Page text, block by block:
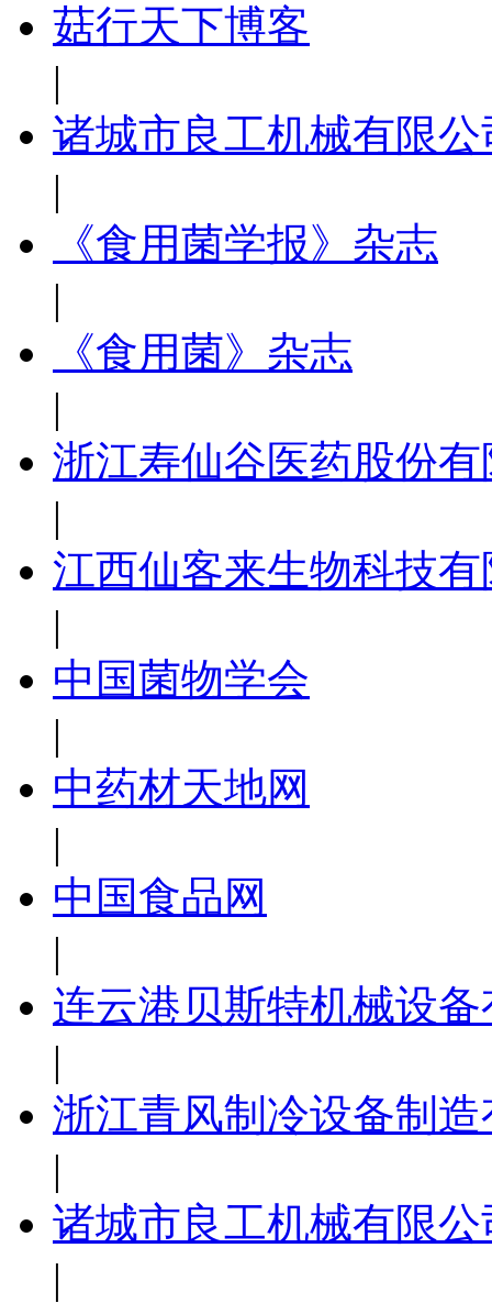
菇行天下博客
|
诸城市良工机械有限公
|
《食用菌学报》杂志
|
《食用菌》杂志
|
浙江寿仙谷医药股份
|
江西仙客来生物科技
|
中国菌物学会
|
中药材天地网
|
中国食品网
|
连云港贝斯特机械设
|
浙江青风制冷设备制
|
诸城市良工机械有限公
|